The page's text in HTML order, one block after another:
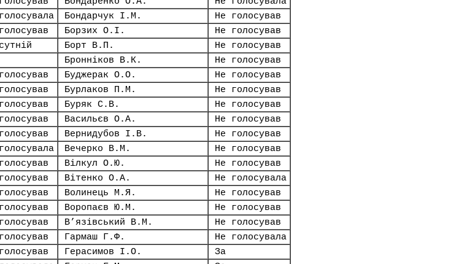
Бондарчук І.М.
Не голосував
Борзих О.І.
Не голосував
Борт В.П.
Не голосував
Бронніков В.К.
Не голосував
Буджерак О.О.
Не голосував
Бурлаков П.М.
Не голосував
Буряк С.В.
Не голосував
Васильєв О.А.
Не голосував
Вернидубов І.В.
Не голосував
Вечерко В.М.
Не голосував
Вілкул О.Ю.
Не голосував
Вітенко О.А.
Не голосувала
Волинець М.Я.
Не голосував
Воропаєв Ю.М.
Не голосував
В’язівський В.М.
Не голосував
Гармаш Г.Ф.
Не голосувала
Герасимов І.О.
За